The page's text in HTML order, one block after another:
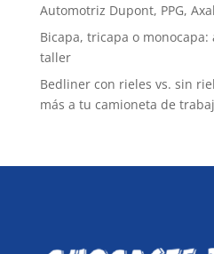
Automotriz Dupont, PPG,
Bicapa, tricapa o
taller
Bedliner con rieles vs. sin
más a tu camioneta de